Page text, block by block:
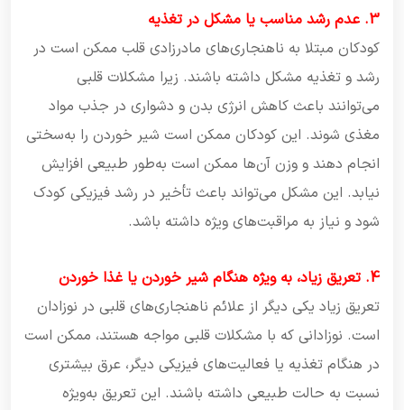
3. عدم رشد مناسب یا مشکل در تغذیه
کودکان مبتلا به ناهنجاری‌های مادرزادی قلب ممکن است در
رشد و تغذیه مشکل داشته باشند. زیرا مشکلات قلبی
می‌توانند باعث کاهش انرژی بدن و دشواری در جذب مواد
مغذی شوند. این کودکان ممکن است شیر خوردن را به‌سختی
انجام دهند و وزن آن‌ها ممکن است به‌طور طبیعی افزایش
نیابد. این مشکل می‌تواند باعث تأخیر در رشد فیزیکی کودک
شود و نیاز به مراقبت‌های ویژه داشته باشد.
4. تعریق زیاد، به ویژه هنگام شیر خوردن یا غذا خوردن
تعریق زیاد یکی دیگر از علائم ناهنجاری‌های قلبی در نوزادان
است. نوزادانی که با مشکلات قلبی مواجه هستند، ممکن است
در هنگام تغذیه یا فعالیت‌های فیزیکی دیگر، عرق بیشتری
نسبت به حالت طبیعی داشته باشند. این تعریق به‌ویژه